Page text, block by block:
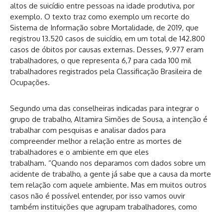
altos de suicídio entre pessoas na idade produtiva, por
exemplo. O texto traz como exemplo um recorte do
Sistema de Informação sobre Mortalidade, de 2019, que
registrou 13.520 casos de suicídio, em um total de 142.800
casos de óbitos por causas externas. Desses, 9.977 eram
trabalhadores, o que representa 6,7 para cada 100 mil
trabalhadores registrados pela Classificação Brasileira de
Ocupações.
Segundo uma das conselheiras indicadas para integrar o
grupo de trabalho, Altamira Simões de Sousa, a intenção é
trabalhar com pesquisas e analisar dados para
compreender melhor a relação entre as mortes de
trabalhadores e o ambiente em que eles
trabalham. “Quando nos deparamos com dados sobre um
acidente de trabalho, a gente já sabe que a causa da morte
tem relação com aquele ambiente. Mas em muitos outros
casos não é possível entender, por isso vamos ouvir
também instituições que agrupam trabalhadores, como